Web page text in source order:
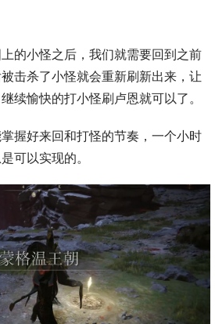
的小怪之后，我们就需要回到之前
击杀了小怪就会重新刷新出来，让
续愉快的打小怪刷卢恩就可以了。
握好来回和打怪的节奏，一个小时
可以实现的。